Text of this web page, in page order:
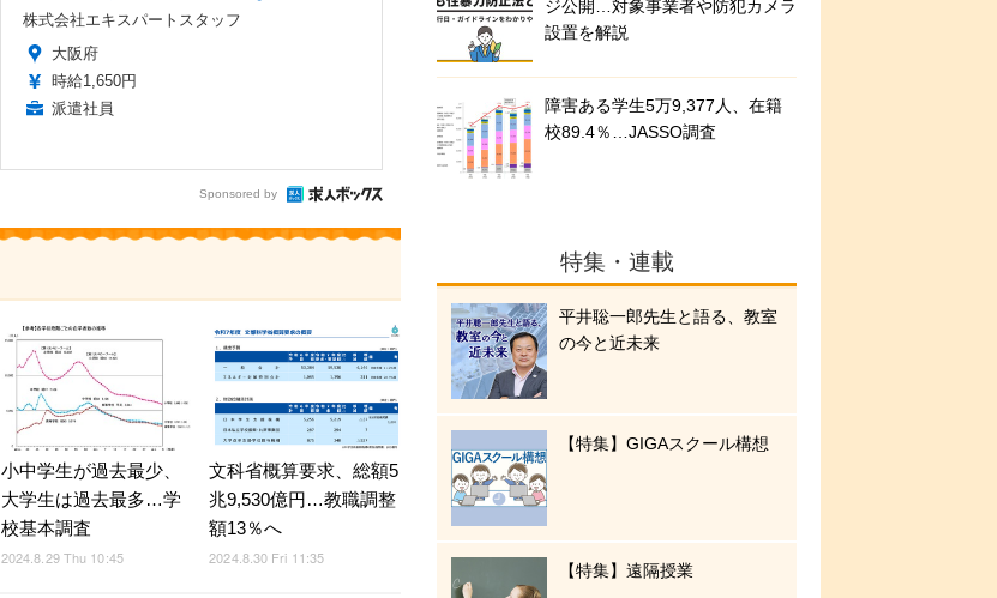
株式会社エキスパートスタッフ
大阪府
時給1,650円
派遣社員
Sponsored by
小中学生が過去最少、
大学生は過去最多…学
校基本調査
2024.8.29 Thu 10:45
文科省概算要求、総額5
兆9,530億円…教職調整
額13％へ
2024.8.30 Fri 11:35
ジ公開…対象事業者や防犯カメラ
設置を解説
障害ある学生5万9,377人、在籍
校89.4％…JASSO調査
特集・連載
平井聡一郎先生と語る、教室
の今と近未来
【特集】GIGAスクール構想
【特集】遠隔授業